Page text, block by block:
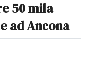
50 mila
ad Ancona